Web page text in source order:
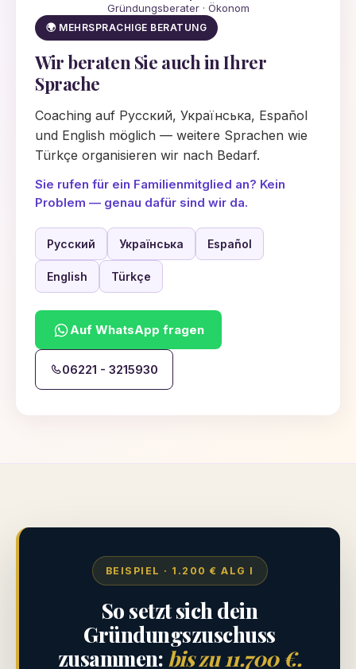
Gründungsberater · Ökonom
🌍 MEHRSPRACHIGE BERATUNG
Wir beraten Sie auch in Ihrer
Sprache
Coaching auf Русский, Українська, Español
und English möglich — weitere Sprachen wie
Türkçe organisieren wir nach Bedarf.
Sie rufen für ein Familienmitglied an? Kein
Problem — genau dafür sind wir da.
Русский Українська Español
English Türkçe
Auf WhatsApp fragen
06221 - 3215930
BEISPIEL · 1.200 € ALG I
So setzt sich dein
Gründungszuschuss
zusammen: bis zu 11.700 €.